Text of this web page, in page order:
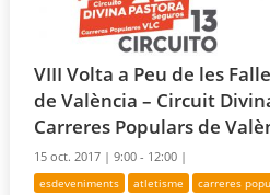
VIII Volta a Peu de les
de València – Circuit
Carreres Populars de
15 oct. 2017 |9:00 - 12:00 |
esdeveniments atletisme carreres